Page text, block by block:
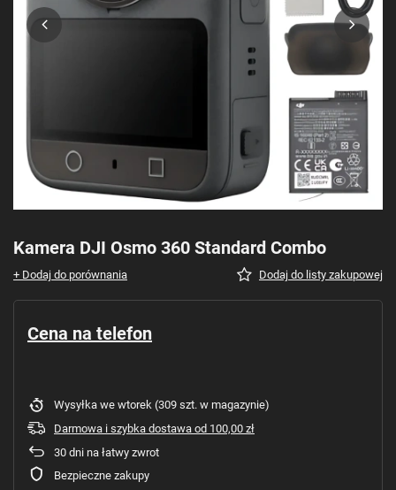
Kamera DJI Osmo 360 Standard Combo
+ Dodaj do porównania Dodaj do listy zakupowej
Cena na telefon
Wysyłka we wtorek (309 szt. w magazynie)
Darmowa i szybka dostawa od 100,00 zł
30 dni na łatwy zwrot
Bezpieczne zakupy